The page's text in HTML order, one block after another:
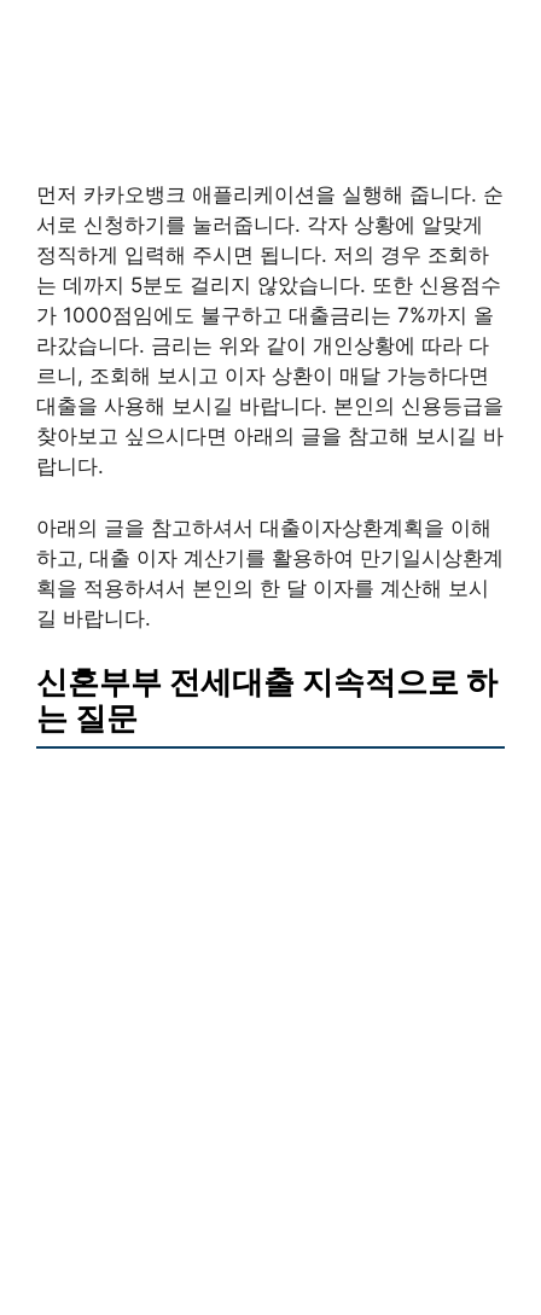
먼저 카카오뱅크 애플리케이션을 실행해 줍니다. 순
서로 신청하기를 눌러줍니다. 각자 상황에 알맞게
정직하게 입력해 주시면 됩니다. 저의 경우 조회하
는 데까지 5분도 걸리지 않았습니다. 또한 신용점수
가 1000점임에도 불구하고 대출금리는 7%까지 올
라갔습니다. 금리는 위와 같이 개인상황에 따라 다
르니, 조회해 보시고 이자 상환이 매달 가능하다면
대출을 사용해 보시길 바랍니다. 본인의 신용등급을
찾아보고 싶으시다면 아래의 글을 참고해 보시길 바
랍니다.
아래의 글을 참고하셔서 대출이자상환계획을 이해
하고, 대출 이자 계산기를 활용하여 만기일시상환계
획을 적용하셔서 본인의 한 달 이자를 계산해 보시
길 바랍니다.
신혼부부 전세대출 지속적으로 하
는 질문